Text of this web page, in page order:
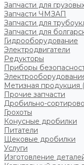
Запчасти для
Запчасти ЧМЗАП
Запчасти для
Запчасти для
Гидрооборудование
Электродвигатели
Редукторы
Приборы
Метизная продукция
Прочие запчасти
Дробильно-
Грохоты
Конусные дробилки
Питатели
Щековые дробилки
Услуги
Изготовление